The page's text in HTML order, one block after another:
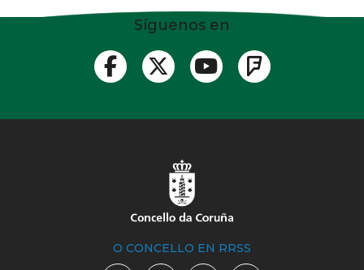
Síguenos en
O CONCELLO EN RRSS